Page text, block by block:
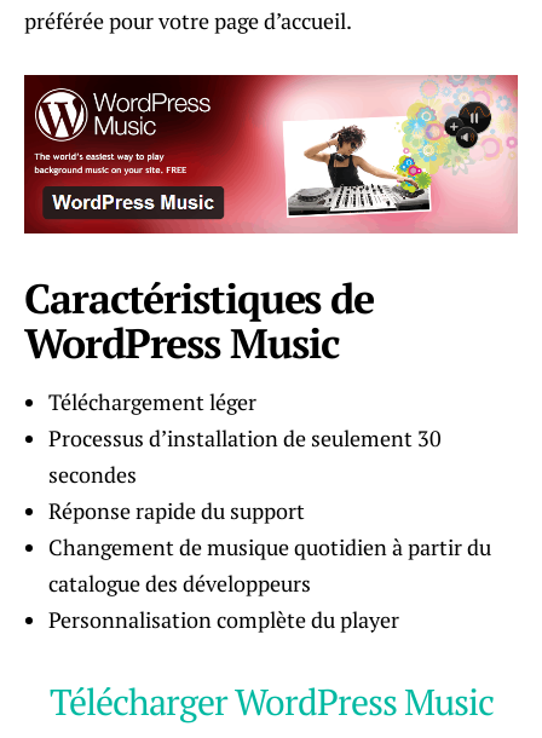
préférée pour votre page d’accueil.
Caractéristiques de
WordPress Music
Téléchargement léger
Processus d’installation de seulement 30
secondes
Réponse rapide du support
Changement de musique quotidien à partir du
catalogue des développeurs
Personnalisation complète du player
Télécharger WordPress Music